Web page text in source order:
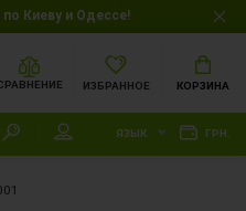
Киеву и Одессе!
ИЗБРАННОЕ КОРЗИНА
ЯЗЫК ГРН.